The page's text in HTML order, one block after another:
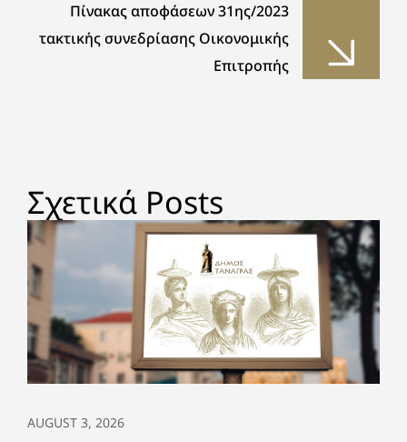
Πίνακας αποφάσεων 31ης/2023
τακτικής συνεδρίασης Οικονομικής
Επιτροπής
Σχετικά Posts
AUGUST 3, 2026